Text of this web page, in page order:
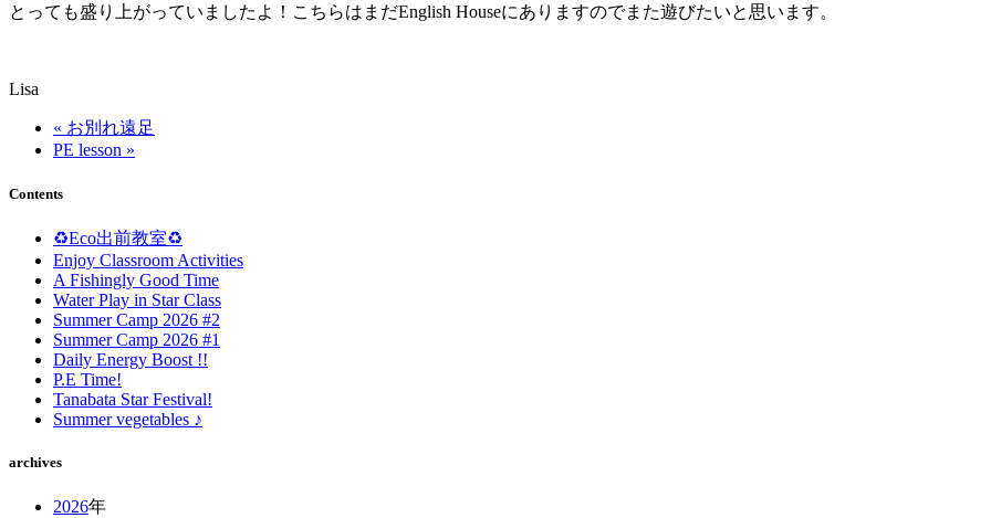
とっても盛り上がっていましたよ！こちらはまだEnglish Houseにありますのでまた遊びたいと思います。
Lisa
« お別れ遠足
PE lesson »
Contents
♻️Eco出前教室♻️
Enjoy Classroom Activities
A Fishingly Good Time
Water Play in Star Class
Summer Camp 2026 #2
Summer Camp 2026 #1
Daily Energy Boost !!
P.E Time!
Tanabata Star Festival!
Summer vegetables ♪
archives
2026年